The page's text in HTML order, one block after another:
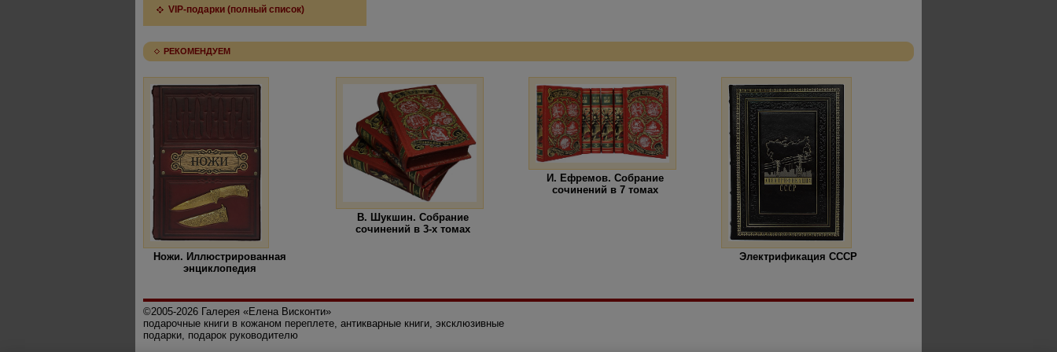
VIP-подарки (полный список)
РЕКОМЕНДУЕМ
Ножи. Иллюстрированная
энциклопедия
В. Шукшин. Собрание
сочинений в 3-х томах
И. Ефремов. Собрание
сочинений в 7 томах
Электрификация СССР
©2005-2026 Галерея «Елена Висконти»
подарочные книги в кожаном переплете, антикварные книги, эксклюзивные
подарки, подарок руководителю